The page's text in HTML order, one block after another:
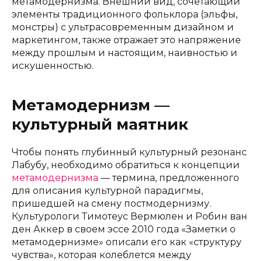
элементы традиционного фольклора (эльфы,
монстры) с ультрасовременным дизайном и
маркетингом, также отражает это напряжение
между прошлым и настоящим, наивностью и
искушенностью.
Метамодернизм —
культурный маятник
Чтобы понять глубинный культурный резонанс
Лабубу, необходимо обратиться к концепции
метамодернизма — термина, предложенного
для описания культурной парадигмы,
пришедшей на смену постмодернизму.
Культурологи Тимотеус Вермюлен и Робин ван
ден Аккер в своем эссе 2010 года «Заметки о
метамодернизме» описали его как «структуру
чувства», которая колеблется между